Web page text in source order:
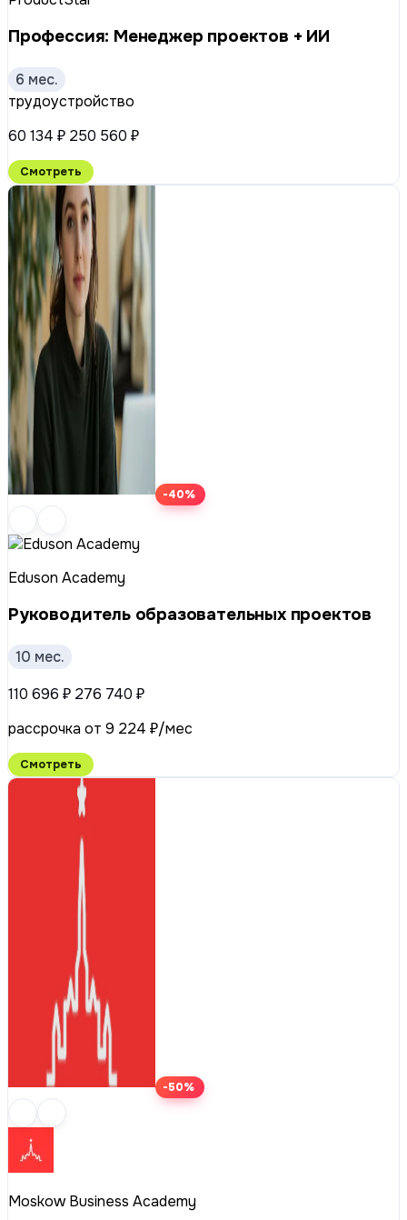
Профессия: Менеджер проектов + ИИ
6 мес.
трудоустройство
60 134 ₽ 250 560 ₽
Смотреть
-40%
Eduson Academy
Руководитель образовательных проектов
10 мес.
110 696 ₽ 276 740 ₽
рассрочка от 9 224 ₽/мес
Смотреть
-50%
Moskow Business Academy